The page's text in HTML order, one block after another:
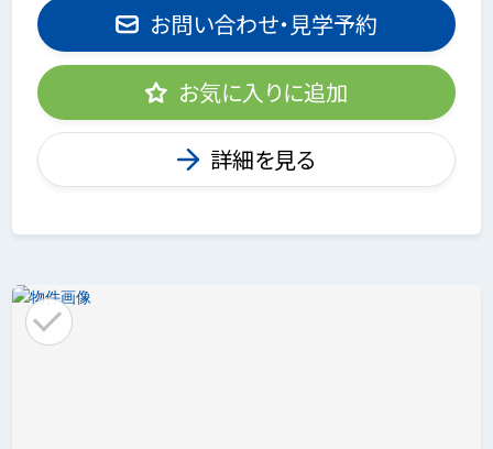
お問い合わせ・見学予約
お気に入りに追加
詳細を見る